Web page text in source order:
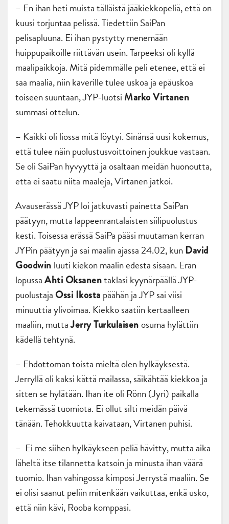
– En ihan heti muista tälläistä jääkiekkopeliä, että on
kuusi torjuntaa pelissä. Tiedettiin SaiPan
pelisapluuna. Ei ihan pystytty menemään
huippupaikoille riittävän usein. Tarpeeksi oli kyllä
maalipaikkoja. Mitä pidemmälle peli etenee, että ei
saa maalia, niin kaverille tulee uskoa ja epäuskoa
toiseen suuntaan, JYP-luotsi Marko Virtanen
summasi ottelun.
– Kaikki oli liossa mitä löytyi. Sinänsä uusi kokemus,
että tulee näin puolustusvoittoinen joukkue vastaan.
Se oli SaiPan hyvyyttä ja osaltaan meidän huonoutta,
että ei saatu niitä maaleja, Virtanen jatkoi.
Avauserässä JYP loi jatkuvasti painetta SaiPan
päätyyn, mutta lappeenrantalaisten siilipuolustus
kesti. Toisessa erässä SaiPa pääsi muutaman kerran
JYPin päätyyn ja sai maalin ajassa 24.02, kunDavid
Goodwin luuti kiekon maalin edestä sisään. Erän
lopussaAhti Oksanentaklasi kyynärpäällä JYP-
puolustajaOssi Ikosta päähän ja JYP sai viisi
minuuttia ylivoimaa. Kiekko saatiin kertaalleen
maaliin, muttaJerry Turkulaisenosuma hylättiin
kädellä tehtynä.
– Ehdottoman toista mieltä olen hylkäyksestä.
Jerryllä oli kaksi kättä mailassa, säikähtää kiekkoa ja
sitten se hylätään. Ihan ite oli Rönn (Jyri) paikalla
tekemässä tuomiota. Ei ollut silti meidän päivä
tänään. Tehokkuutta kaivataan, Virtanen puhisi.
– Ei me siihen hylkäykseen peliä hävitty, mutta aika
läheltä itse tilannetta katsoin ja minusta ihan väärä
tuomio. Ihan vahingossa kimposi Jerrystä maaliin. Se
ei olisi saanut peliin mitenkään vaikuttaa, enkä usko,
että niin kävi, Rooba komppasi.